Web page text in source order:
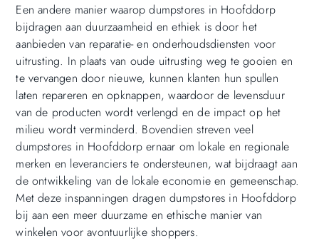
Een andere manier waarop dumpstores in Hoofddorp
bijdragen aan duurzaamheid en ethiek is door het
aanbieden van reparatie- en onderhoudsdiensten voor
uitrusting. In plaats van oude uitrusting weg te gooien en
te vervangen door nieuwe, kunnen klanten hun spullen
laten repareren en opknappen, waardoor de levensduur
van de producten wordt verlengd en de impact op het
milieu wordt verminderd. Bovendien streven veel
dumpstores in Hoofddorp ernaar om lokale en regionale
merken en leveranciers te ondersteunen, wat bijdraagt aan
de ontwikkeling van de lokale economie en gemeenschap.
Met deze inspanningen dragen dumpstores in Hoofddorp
bij aan een meer duurzame en ethische manier van
winkelen voor avontuurlijke shoppers.